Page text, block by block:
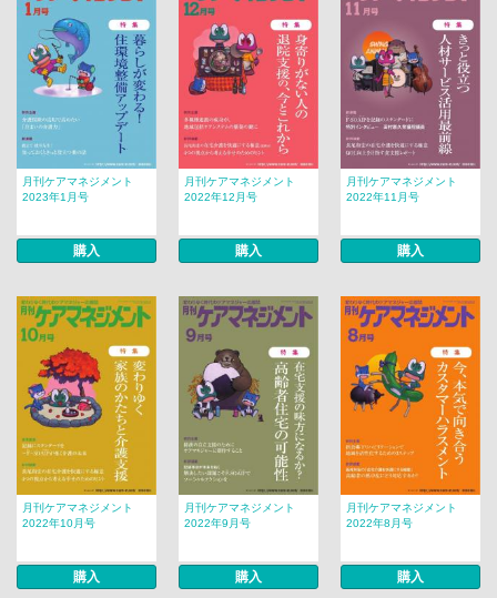
月刊ケアマネジメント
2023年1月号
購入
月刊ケアマネジメント
2022年12月号
購入
月刊ケアマネジメント
2022年11月号
購入
月刊ケアマネジメント
2022年10月号
購入
月刊ケアマネジメント
2022年9月号
購入
月刊ケアマネジメント
2022年8月号
購入